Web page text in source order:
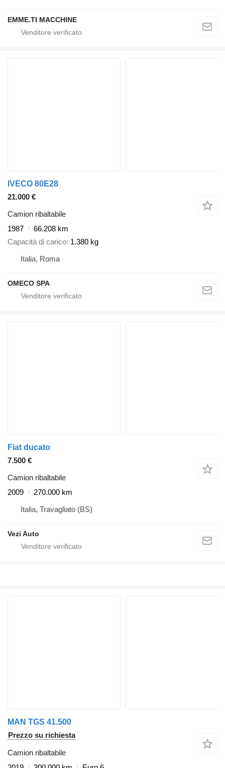
EMME.TI MACCHINE
IVECO 80E28
21.000 €
Camion ribaltabile
1987
66.208 km
Capacità di carico 1.380 kg
Italia, Roma
OMECO SPA
Fiat ducato
7.500 €
Camion ribaltabile
2009
270.000 km
Italia, Travagliato (BS)
Vezi Auto
MAN TGS 41.500
Prezzo su richiesta
Camion ribaltabile